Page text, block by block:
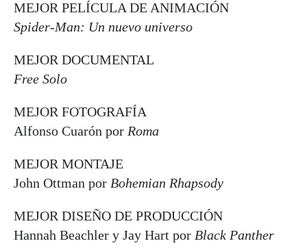
MEJOR PELÍCULA DE ANIMACIÓN
Spider-Man: Un nuevo universo
MEJOR DOCUMENTAL
Free Solo
MEJOR FOTOGRAFÍA
Alfonso Cuarón por Roma
MEJOR MONTAJE
John Ottman por Bohemian Rhapsody
MEJOR DISEÑO DE PRODUCCIÓN
Hannah Beachler y Jay Hart por Black Panther